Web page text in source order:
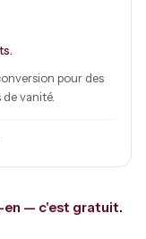
pour des
vanité.
en — c'est gratuit.